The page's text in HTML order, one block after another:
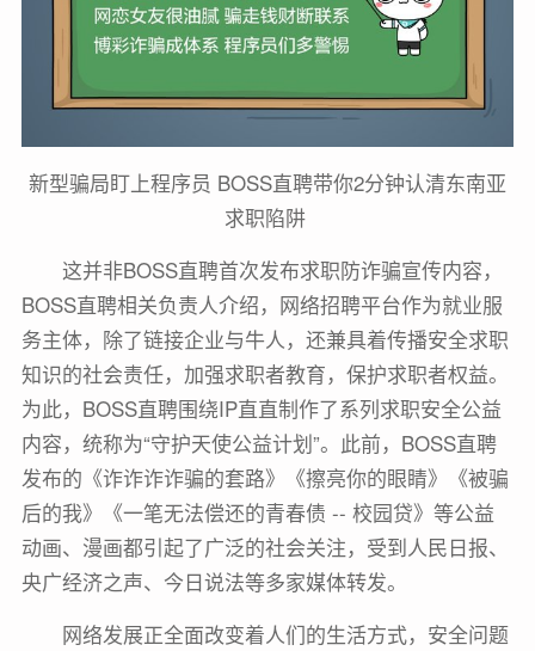
新型骗局盯上程序员 BOSS直聘带你2分钟认清东南亚
求职陷阱
这并非BOSS直聘首次发布求职防诈骗宣传内容，
BOSS直聘相关负责人介绍，网络招聘平台作为就业服
务主体，除了链接企业与牛人，还兼具着传播安全求职
知识的社会责任，加强求职者教育，保护求职者权益。
为此，BOSS直聘围绕IP直直制作了系列求职安全公益
内容，统称为“守护天使公益计划”。此前，BOSS直聘
发布的《诈诈诈诈骗的套路》《擦亮你的眼睛》《被骗
后的我》《一笔无法偿还的青春债 -- 校园贷》等公益
动画、漫画都引起了广泛的社会关注，受到人民日报、
央广经济之声、今日说法等多家媒体转发。
网络发展正全面改变着人们的生活方式，安全问题